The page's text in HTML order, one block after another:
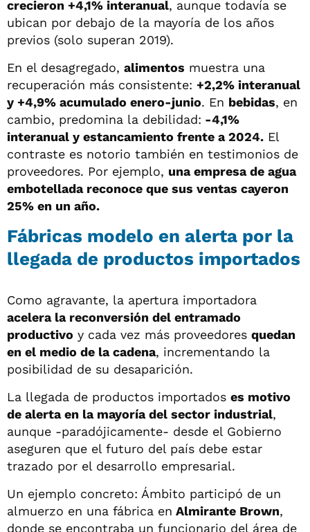
crecieron +4,1% interanual, aunque todavía se
ubican por debajo de la mayoría de los años
previos (solo superan 2019).
En el desagregado, alimentos muestra una
recuperación más consistente: +2,2% interanual
y +4,9% acumulado enero-junio. En bebidas, en
cambio, predomina la debilidad: -4,1%
interanual y estancamiento frente a 2024. El
contraste es notorio también en testimonios de
proveedores. Por ejemplo, una empresa de agua
embotellada reconoce que sus ventas cayeron
25% en un año.
Fábricas modelo en alerta por la
llegada de productos importados
Como agravante, la apertura importadora
acelera la reconversión del entramado
productivo y cada vez más proveedores quedan
en el medio de la cadena, incrementando la
posibilidad de su desaparición.
La llegada de productos importados es motivo
de alerta en la mayoría del sector industrial,
aunque -paradójicamente- desde el Gobierno
aseguren que el futuro del país debe estar
trazado por el desarrollo empresarial.
Un ejemplo concreto: Ámbito participó de un
almuerzo en una fábrica en Almirante Brown,
donde se encontraba un funcionario del área de